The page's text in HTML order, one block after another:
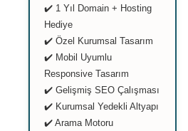
✔️ 1 Yıl Domain + Hosting
Hediye
✔️ Özel Kurumsal Tasarım
✔️ Mobil Uyumlu
Responsive Tasarım
✔️ Gelişmiş SEO Çalışması
✔️ Kurumsal Yedekli Altyapı
✔️ Arama Motoru